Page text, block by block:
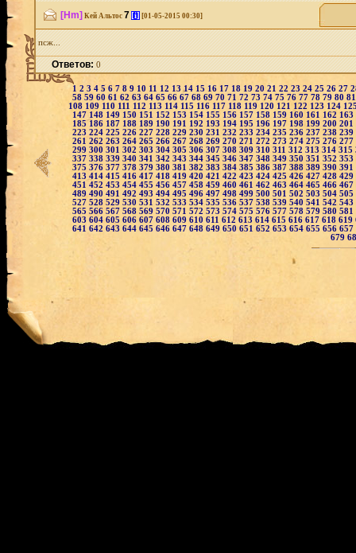
[Hm] Кей Альтос 7 [i] [01-05-2015 00:30]
псж...
Ответов:0
1 2 3 4 5 6 7 8 9 10 11 12 1314 15 16 17 18 19 20 21 22 23 24 25 26 27
58 59 60 61 62 63 64 65 66 67 68 69 70 71 72 73 74 75 76 77 78 79 80
108 109 110 111 112 113 114 115 116 117 118 119 120 121 122 123 124
147 148 149 150 151 152 153 154 155 156 157 158 159 160 161 162 163
185 186 187 188 189 190 191 192 193 194 195 196 197 198 199 200 201
223 224 225 226 227 228 229 230 231 232 233 234 235 236 237 238 239
261 262 263 264 265 266 267 268 269 270 271 272 273 274 275 276 277
299 300 301 302 303 304 305 306 307 308 309 310 311 312 313 314 315
337 338 339 340 341 342 343 344 345 346 347 348 349 350 351 352 353
375 376 377 378 379 380 381 382 383 384 385 386 387 388 389 390 391
413 414 415 416 417 418 419 420 421 422 423 424 425 426 427 428 429
451 452 453 454 455 456 457 458 459 460 461 462 463 464 465 466 467
489 490 491 492 493 494 495 496 497 498 499 500 501 502 503 504 505
527 528 529 530 531 532 533 534 535 536 537 538 539 540 541 542 543
565 566 567 568 569 570 571 572 573 574 575 576 577 578 579 580 581
603 604 605 606 607 608 609 610 611 612 613 614 615 616 617 618 619
641 642 643 644 645 646 647 648 649 650 651 652 653 654 655 656 657
679